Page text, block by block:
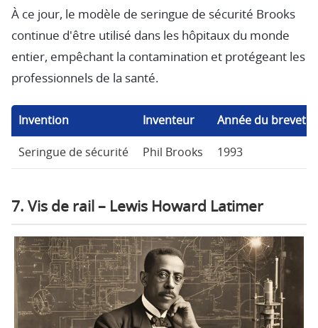
À ce jour, le modèle de seringue de sécurité Brooks
continue d'être utilisé dans les hôpitaux du monde
entier, empêchant la contamination et protégeant les
professionnels de la santé.
Invention Inventeur Année du brevet
Seringue de sécurité Phil Brooks 1993
7. Vis de rail – Lewis Howard Latimer